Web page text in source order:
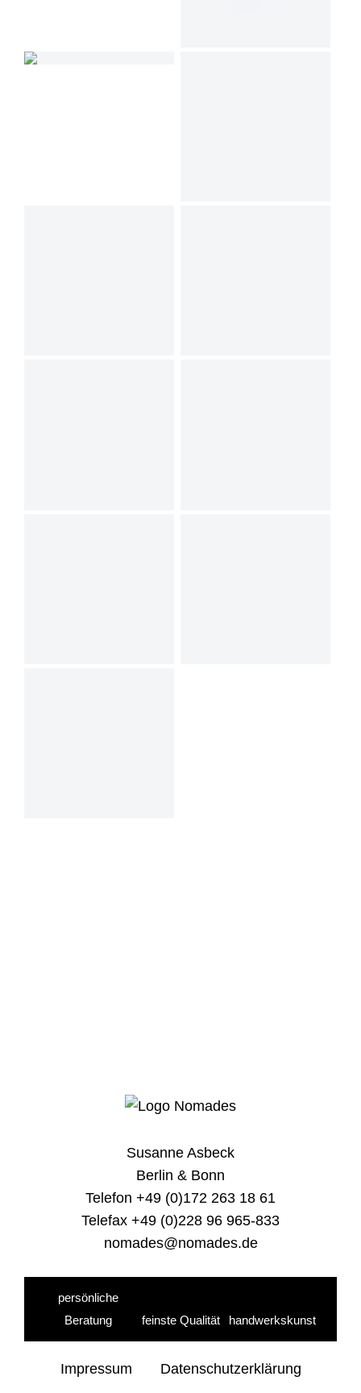
Susanne Asbeck
Berlin & Bonn
Telefon +49 (0)172 263 18 61
Telefax +49 (0)228 96 965-833
nomades@nomades.de
persönliche
Beratung
feinste Qualität handwerkskunst
Impressum Datenschutzerklärung